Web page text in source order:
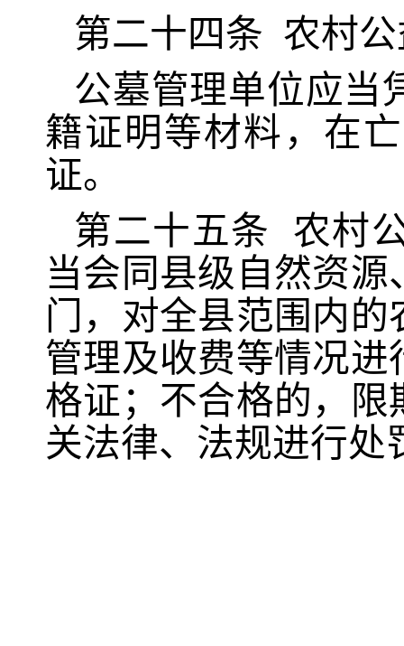
第二十四条 农村
公墓管理单位应当
籍证明等材料 ，在
证。
第二十五条
农村
当会同县级自然资
门，对全县范围内
管理及收费等情况
格证；不合格的，
关法律、法规进行处